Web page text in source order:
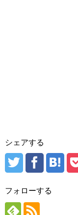
シェアする
フォローする